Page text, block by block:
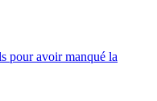
pour avoir manqué la